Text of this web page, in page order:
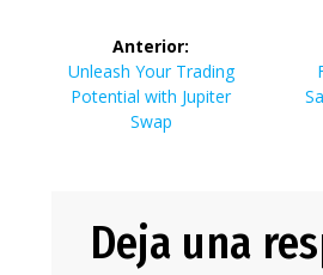
Navegación
entradas
Anterior:
Entrada
anterior:
Unleash Your Trading
Potential with Jupiter
Swap
Deja una